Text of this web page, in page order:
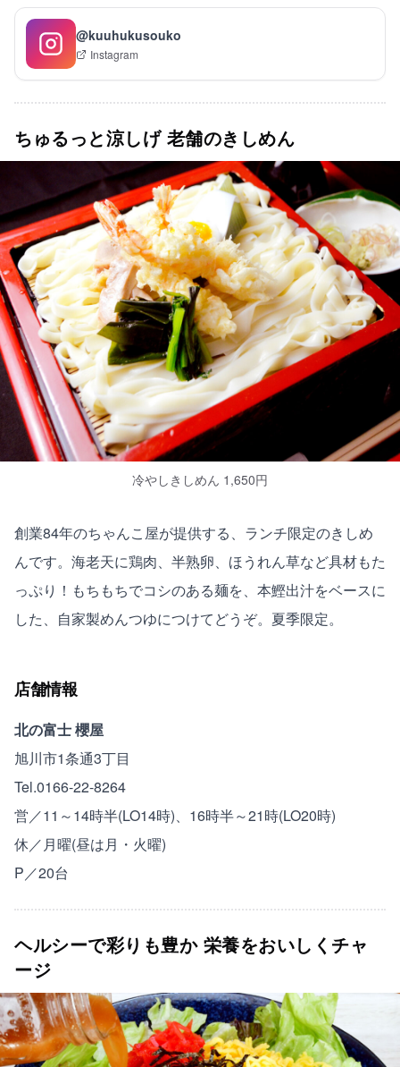
@kuuhukusouko
Instagram
ちゅるっと涼しげ 老舗のきしめん
冷やしきしめん 1,650円
創業84年のちゃんこ屋が提供する、ランチ限定のきしめ
んです。海老天に鶏肉、半熟卵、ほうれん草など具材もた
っぷり！もちもちでコシのある麺を、本鰹出汁をベースに
した、自家製めんつゆにつけてどうぞ。夏季限定。
店舗情報
北の富士 櫻屋
旭川市1条通3丁目
Tel.0166-22-8264
営／11～14時半(LO14時)、16時半～21時(LO20時)
休／月曜(昼は月・火曜)
P／20台
ヘルシーで彩りも豊か 栄養をおいしくチャ
ージ